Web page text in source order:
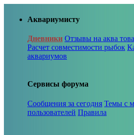
Аквариумисту
Дневники Отзывы на аква
Расчет совместимости рыбок
аквариумов
Сервисы форума
Сообщения за сегодня Темы с
пользователей Правила